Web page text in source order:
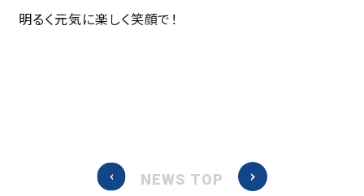
明るく元気に楽しく笑顔で！
NEWS TOP